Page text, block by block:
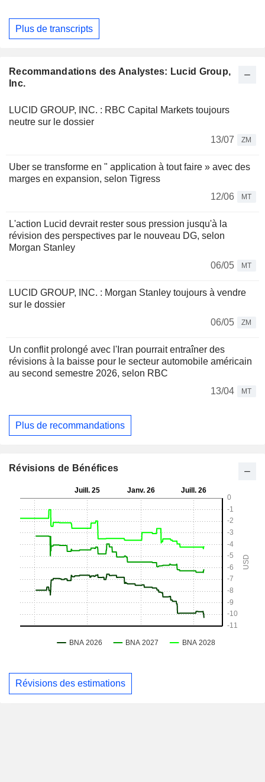
Plus de transcripts
Recommandations des Analystes: Lucid Group,
Inc.
LUCID GROUP, INC. : RBC Capital Markets toujours
neutre sur le dossier
13/07
ZM
Uber se transforme en " application à tout faire » avec des
marges en expansion, selon Tigress
12/06
MT
L'action Lucid devrait rester sous pression jusqu'à la
révision des perspectives par le nouveau DG, selon
Morgan Stanley
06/05
MT
LUCID GROUP, INC. : Morgan Stanley toujours à vendre
sur le dossier
06/05
ZM
Un conflit prolongé avec l'Iran pourrait entraîner des
révisions à la baisse pour le secteur automobile américain
au second semestre 2026, selon RBC
13/04
MT
Plus de recommandations
Révisions de Bénéfices
Révisions des estimations